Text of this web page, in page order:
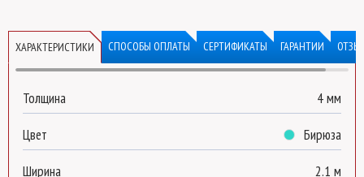
ХАРАКТЕРИСТИКИ СПОСОБЫ ОПЛАТЫ СЕРТИФИКАТЫ ГАРАНТИИ
Толщина 4 мм
Цвет Бирюза
Ширина 2.1 м